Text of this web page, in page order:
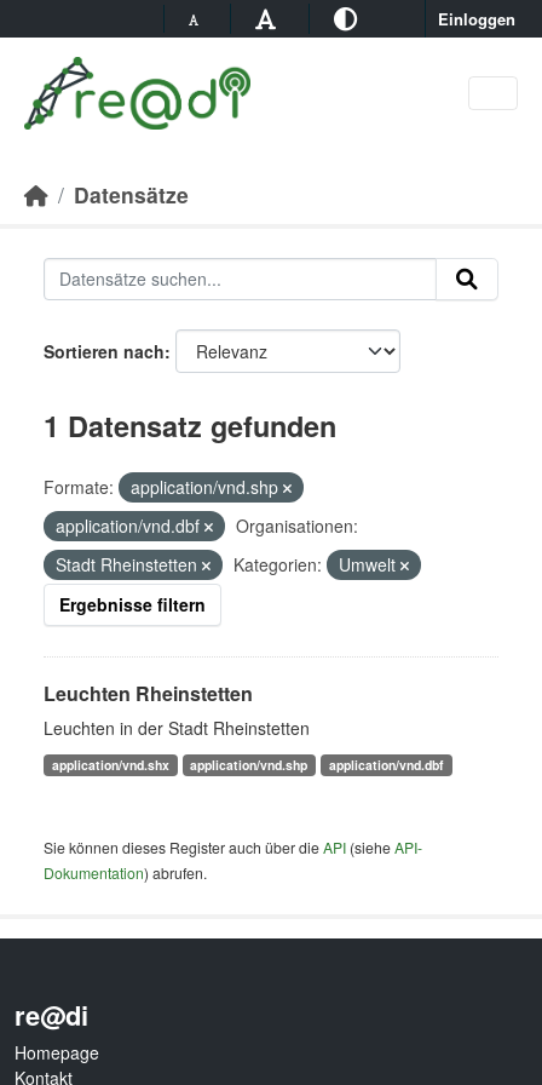
Einloggen
Datensätze
Sortieren nach
1 Datensatz gefunden
Formate:
application/vnd.shp
application/vnd.dbf
Organisationen:
Stadt Rheinstetten
Kategorien:
Umwelt
Ergebnisse filtern
Leuchten Rheinstetten
Leuchten in der Stadt Rheinstetten
application/vnd.shx application/vnd.shp application/vnd.dbf
Sie können dieses Register auch über dieAPI (sieheAPI-
Dokumentation) abrufen.
re@di
Homepage
Kontakt